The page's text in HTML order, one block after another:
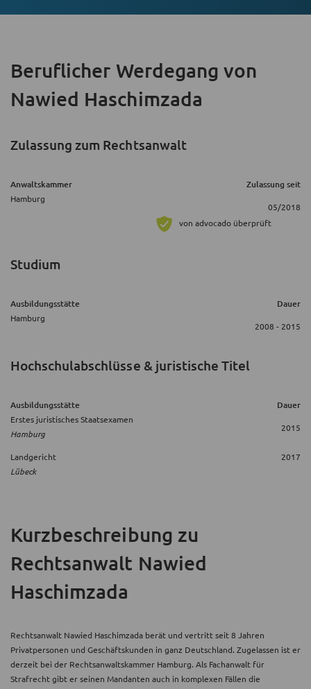
Beruflicher Werdegang von
Nawied Haschimzada
Zulassung zum Rechtsanwalt
Anwaltskammer Zulassung seit
Hamburg
05/2018
von advocado überprüft
Studium
Ausbildungsstätte Dauer
Hamburg
2008 - 2015
Hochschulabschlüsse & juristische Titel
Ausbildungsstätte Dauer
Erstes juristisches Staatsexamen
Hamburg
2015
Landgericht
Lübeck
2017
Kurzbeschreibung zu
Rechtsanwalt Nawied
Haschimzada
Rechtsanwalt Nawied Haschimzada berät und vertritt seit 8 Jahren
Privatpersonen und Geschäftskunden in ganz Deutschland. Zugelassen ist er
derzeit bei der Rechtsanwaltskammer Hamburg. Als Fachanwalt für
Strafrecht gibt er seinen Mandanten auch in komplexen Fällen die